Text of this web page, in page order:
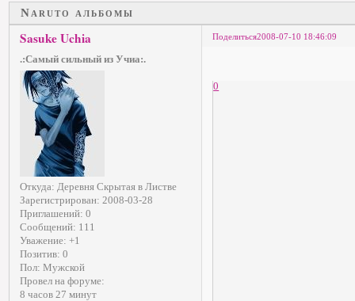
Naruto альбомы
Поделиться2008-07-10 18:46:09
Sasuke Uchia
.:Самый сильный из Учиа:.
Откуда: Деревня Скрытая в Листве
Зарегистрирован: 2008-03-28
Приглашений: 0
Сообщений: 111
Уважение: +1
Позитив: 0
Пол: Мужской
Провел на форуме:
8 часов 27 минут
0